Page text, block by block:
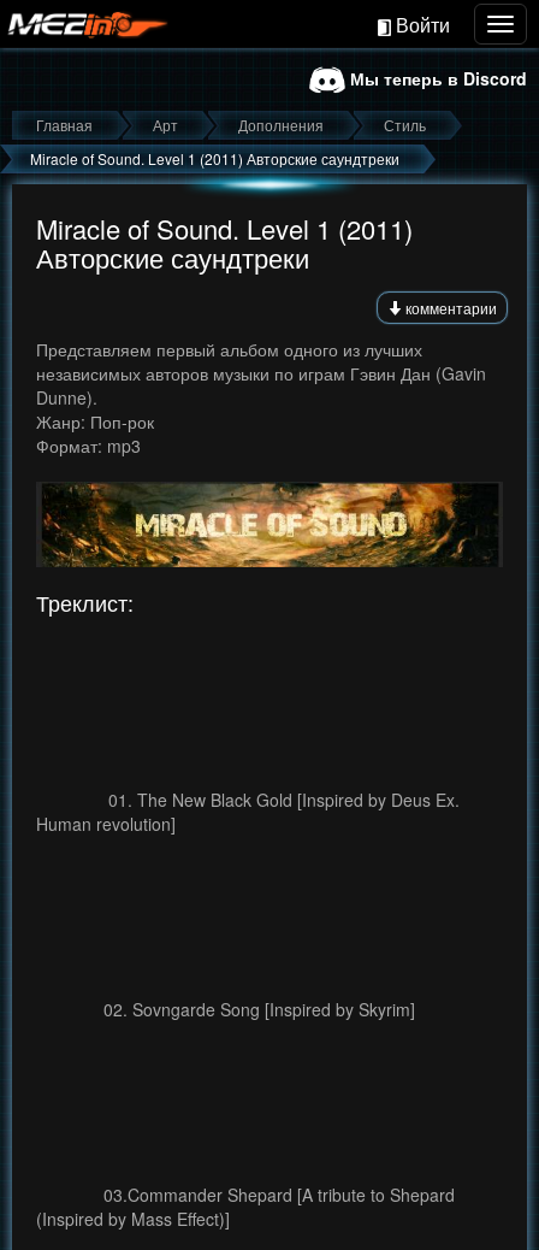
Войти
Мы теперь в Discord
Главная Арт Дополнения
Стиль
Miracle of Sound. Level 1 (2011) Авторские саундтреки
Miracle of Sound. Level 1 (2011)
Авторские саундтреки
комментарии
Представляем первый альбом одного из лучших
независимых авторов музыки по играм Гэвин Дан (Gavin
Dunne).
Жанр: Поп-рок
Формат: mp3
Треклист:
01. The New Black Gold [Inspired by Deus Ex.
Human revolution]
02. Sovngarde Song [Inspired by Skyrim]
03.Commander Shepard [A tribute to Shepard
(Inspired by Mass Effect)]